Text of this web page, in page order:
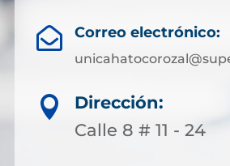
 Correo electrónico:

Dirección:
Calle 8 # 11 - 24